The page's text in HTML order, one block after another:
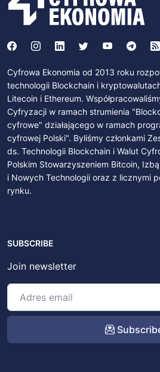
Cyfrowa Ekonomia od 2013 roku
technologii Blockchain i
Litecoin i Ethereum.
Cyfryzacji w ramach strumienia
cyfrowe" działającego w ramach
cyfrowej Polski". Byliśmy członkami
ds. Technologii Blockchain i Walut
Polskim Stowarzyszeniem Bitcoin,
i Nowych Technologii oraz z licznymi
rynku.
SUBSCRIBE
Join newsletter